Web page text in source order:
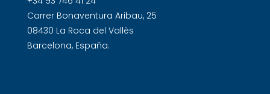
Carrer Bonaventura Aribau, 25
08430 La Roca del Vallès
Barcelona, España.